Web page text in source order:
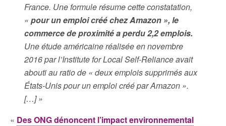
France. Une formule résume cette constatation,
«pour un emploi créé chez Amazon », le
commerce de proximité a perdu 2,2 emplois.
Une étude américaine réalisée en novembre
2016 par l’Institute for Local Self-Reliance avait
abouti au ratio de « deux emplois supprimés aux
États-Unis pour un emploi créé par Amazon ».
[…] »
« Des ONG dénoncent l’impact environnemental